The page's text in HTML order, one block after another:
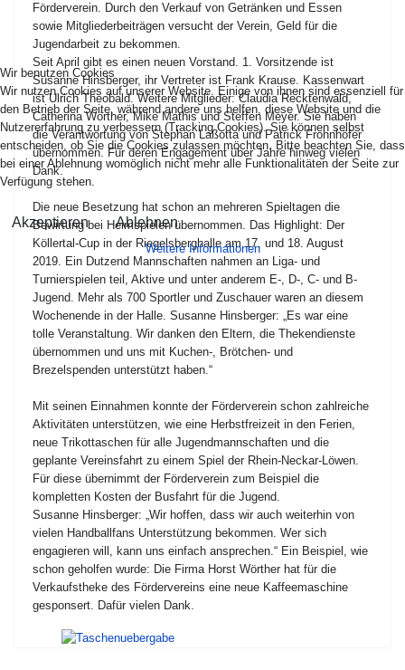
Förderverein. Durch den Verkauf von Getränken und Essen
sowie Mitgliederbeiträgen versucht der Verein, Geld für die
Jugendarbeit zu bekommen.
Seit April gibt es einen neuen Vorstand. 1. Vorsitzende ist
Susanne Hinsberger, ihr Vertreter ist Frank Krause. Kassenwart
ist Ulrich Theobald. Weitere Mitglieder: Claudia Recktenwald,
Catherina Wörther, Mike Mathis und Steffen Meyer. Sie haben
die Verantwortung von Stephan Laßotta und Patrick Frohnhöfer
übernommen. Für deren Engagement über Jahre hinweg vielen
Dank.
Die neue Besetzung hat schon an mehreren Spieltagen die
Bewirtung bei Heimspielen übernommen. Das Highlight: Der
Köllertal-Cup in der Riegelsberghalle am 17. und 18. August
2019. Ein Dutzend Mannschaften nahmen an Liga- und
Turnierspielen teil, Aktive und unter anderem E-, D-, C- und B-
Jugend. Mehr als 700 Sportler und Zuschauer waren an diesem
Wochenende in der Halle. Susanne Hinsberger: „Es war eine
tolle Veranstaltung. Wir danken den Eltern, die Thekendienste
übernommen und uns mit Kuchen-, Brötchen- und
Brezelspenden unterstützt haben.“
Mit seinen Einnahmen konnte der Förderverein schon zahlreiche
Aktivitäten unterstützen, wie eine Herbstfreizeit in den Ferien,
neue Trikottaschen für alle Jugendmannschaften und die
geplante Vereinsfahrt zu einem Spiel der Rhein-Neckar-Löwen.
Für diese übernimmt der Förderverein zum Beispiel die
kompletten Kosten der Busfahrt für die Jugend.
Susanne Hinsberger: „Wir hoffen, dass wir auch weiterhin von
vielen Handballfans Unterstützung bekommen. Wer sich
engagieren will, kann uns einfach ansprechen.“ Ein Beispiel, wie
schon geholfen wurde: Die Firma Horst Wörther hat für die
Verkaufstheke des Fördervereins eine neue Kaffeemaschine
gesponsert. Dafür vielen Dank.
Wir benutzen Cookies
Wir nutzen Cookies auf unserer Website. Einige von ihnen sind essenziell für
den Betrieb der Seite, während andere uns helfen, diese Website und die
Nutzererfahrung zu verbessern (Tracking Cookies). Sie können selbst
entscheiden, ob Sie die Cookies zulassen möchten. Bitte beachten Sie, dass
bei einer Ablehnung womöglich nicht mehr alle Funktionalitäten der Seite zur
Verfügung stehen.
Akzeptieren Ablehnen
Weitere Informationen